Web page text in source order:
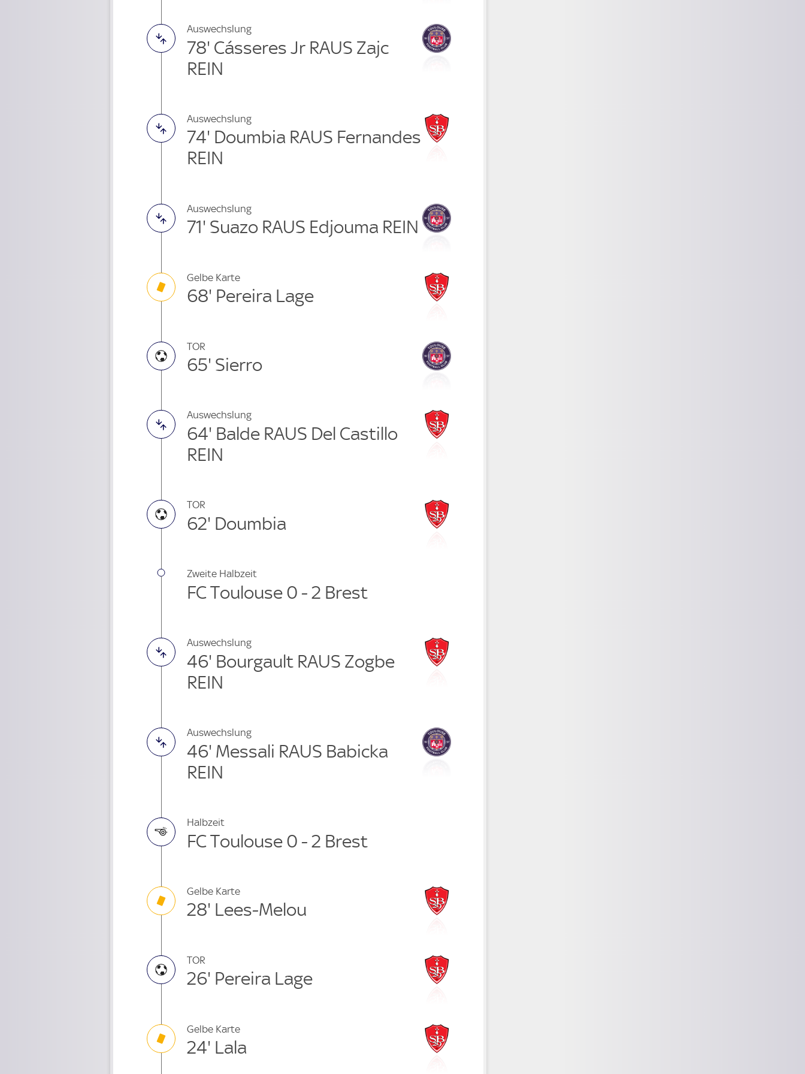
Auswechslung
78' Cásseres Jr RAUS Zajc
REIN
Auswechslung
74' Doumbia RAUS Fernandes
REIN
Auswechslung
71' Suazo RAUS Edjouma REIN
Gelbe Karte
68' Pereira Lage
TOR
65' Sierro
Auswechslung
64' Balde RAUS Del Castillo
REIN
TOR
62' Doumbia
Zweite Halbzeit
FC Toulouse 0 - 2 Brest
Auswechslung
46' Bourgault RAUS Zogbe
REIN
Auswechslung
46' Messali RAUS Babicka
REIN
Halbzeit
FC Toulouse 0 - 2 Brest
Gelbe Karte
28' Lees-Melou
TOR
26' Pereira Lage
Gelbe Karte
24' Lala